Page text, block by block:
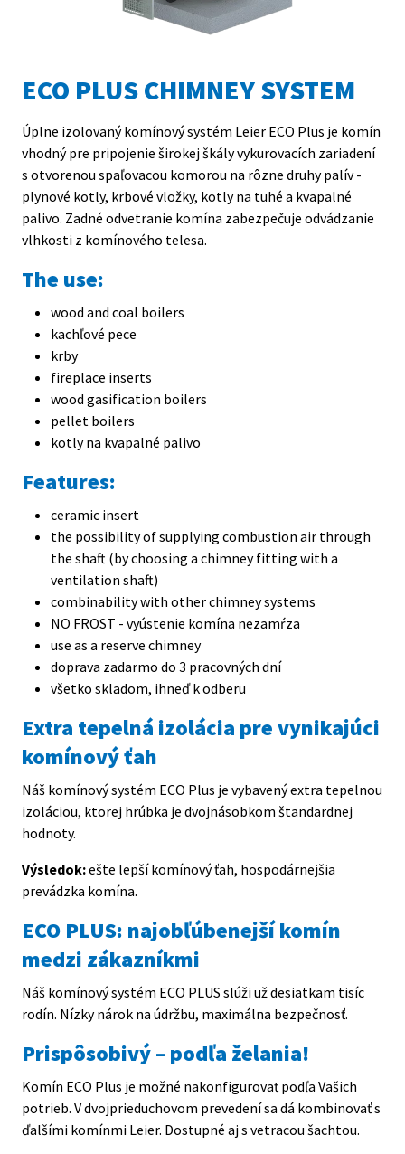
ECO PLUS CHIMNEY SYSTEM
Úplne izolovaný komínový systém Leier ECO Plus je komín
vhodný pre pripojenie širokej škály vykurovacích zariadení
s otvorenou spaľovacou komorou na rôzne druhy palív -
plynové kotly, krbové vložky, kotly na tuhé a kvapalné
palivo. Zadné odvetranie komína zabezpečuje odvádzanie
vlhkosti z komínového telesa.
The use:
wood and coal boilers
kachľové pece
krby
fireplace inserts
wood gasification boilers
pellet boilers
kotly na kvapalné palivo
Features:
ceramic insert
the possibility of supplying combustion air through
the shaft (by choosing a chimney fitting with a
ventilation shaft)
combinability with other chimney systems
NO FROST - vyústenie komína nezamŕza
use as a reserve chimney
doprava zadarmo do 3 pracovných dní
všetko skladom, ihneď k odberu
Extra tepelná izolácia pre vynikajúci
komínový ťah
Náš komínový systém ECO Plus je vybavený extra tepelnou
izoláciou, ktorej hrúbka je dvojnásobkom štandardnej
hodnoty.
Výsledok:ešte lepší komínový ťah, hospodárnejšia
prevádzka komína.
ECO PLUS: najobľúbenejší komín
medzi zákazníkmi
Náš komínový systém ECO PLUS slúži už desiatkam tisíc
rodín. Nízky nárok na údržbu, maximálna bezpečnosť.
Prispôsobivý – podľa želania!
Komín ECO Plus je možné nakonfigurovať podľa Vašich
potrieb. V dvojprieduchovom prevedení sa dá kombinovať s
ďalšími komínmi Leier. Dostupné aj s vetracou šachtou.